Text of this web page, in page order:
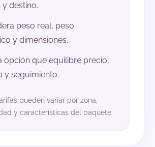
destino.
peso real, peso
y dimensiones.
opción que equilibre precio,
y seguimiento.
pueden variar por zona,
y características del paquete.